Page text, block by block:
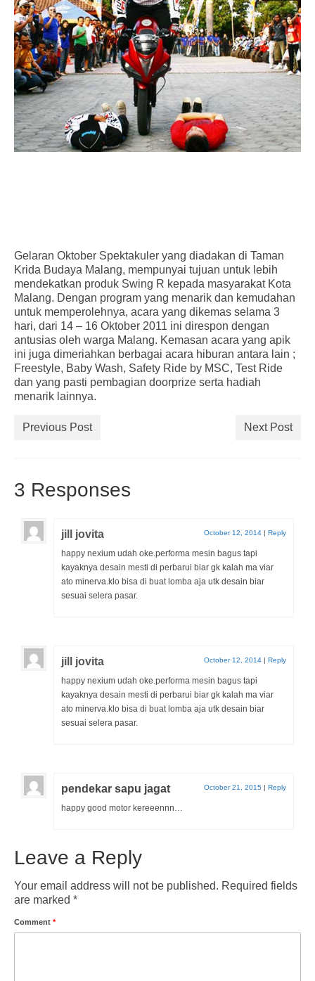
Gelaran Oktober Spektakuler yang diadakan di Taman
Krida Budaya Malang, mempunyai tujuan untuk lebih
mendekatkan produk Swing R kepada masyarakat Kota
Malang. Dengan program yang menarik dan kemudahan
untuk memperolehnya, acara yang dikemas selama 3
hari, dari 14 – 16 Oktober 2011 ini direspon dengan
antusias oleh warga Malang. Kemasan acara yang apik
ini juga dimeriahkan berbagai acara hiburan antara lain ;
Freestyle, Baby Wash, Safety Ride by MSC, Test Ride
dan yang pasti pembagian doorprize serta hadiah
menarik lainnya.
Previous Post Next Post
3 Responses
jill jovita October 12, 2014 | Reply
happy nexium udah oke.performa mesin bagus tapi
kayaknya desain mesti di perbarui biar gk kalah ma viar
ato minerva.klo bisa di buat lomba aja utk desain biar
sesuai selera pasar.
jill jovita October 12, 2014 | Reply
happy nexium udah oke.performa mesin bagus tapi
kayaknya desain mesti di perbarui biar gk kalah ma viar
ato minerva.klo bisa di buat lomba aja utk desain biar
sesuai selera pasar.
pendekar sapu jagat October 21, 2015 | Reply
happy good motor kereeennn…
Leave a Reply
Your email address will not be published. Required fields
are marked *
Comment *